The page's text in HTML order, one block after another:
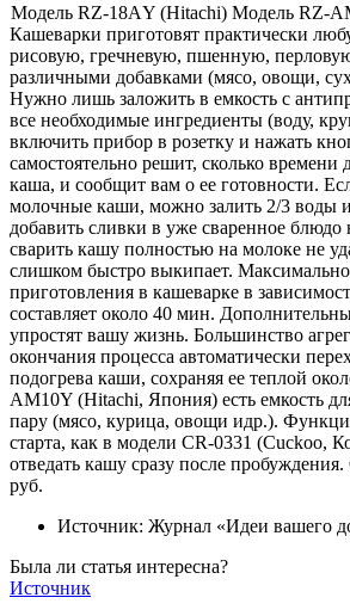
Модель RZ-18АY (Hitachi) Модель RZ-
Кашеварки приготовят практически
рисовую, гречневую, пшенную,
различными добавками (мясо, овощи,
Нужно лишь заложить в емкость с
все необходимые ингредиенты (воду,
включить прибор в розетку и нажать
самостоятельно решит, сколько времени
каша, и сообщит вам о ее готовности.
молочные каши, можно залить 2/3 воды
добавить сливки в уже сваренное блюдо
сварить кашу полностью на молоке не
слишком быстро выкипает.
приготовления в кашеварке в
составляет около 40 мин.
упростят вашу жизнь. Большинство
окончания процесса автоматически
подогрева каши, сохраняя ее теплой
AM10Y (Hitachi, Япония) есть емкость
пару (мясо, курица, овощи идр.).
старта, как в модели CR-0331 (Cuckoo,
отведать кашу сразу после
руб.
Источник: Журнал «Идеи вашего
Была ли статья интересна?
Источник